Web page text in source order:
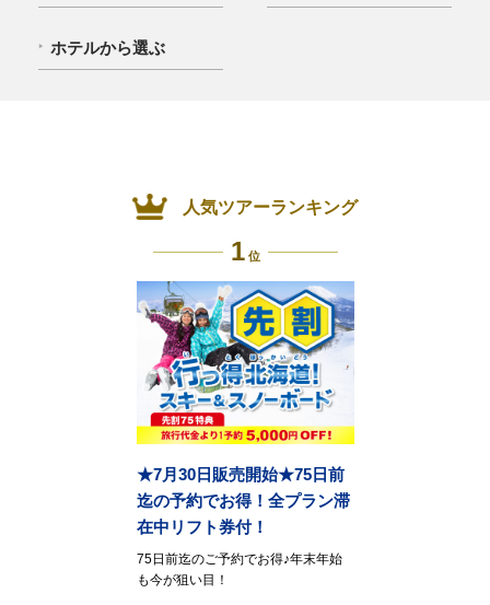
ホテルから選ぶ
人気ツアーランキング
1 位
★7月30日販売開始★75日前
迄の予約でお得！全プラン滞
在中リフト券付！
75日前迄のご予約でお得♪年末年始
も今が狙い目！